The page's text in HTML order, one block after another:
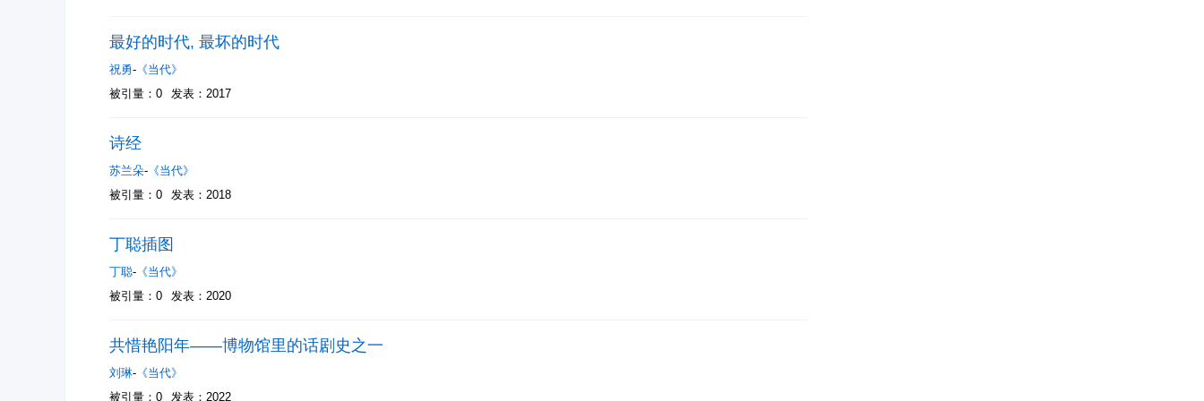
最好的时代, 最坏的时代
祝勇- 《当代》
被引量：0
发表：2017
诗经
苏兰朵- 《当代》
被引量：0
发表：2018
丁聪插图
丁聪- 《当代》
被引量：0
发表：2020
共惜艳阳年——博物馆里的话剧史之一
刘琳- 《当代》
被引量：0
发表：2022